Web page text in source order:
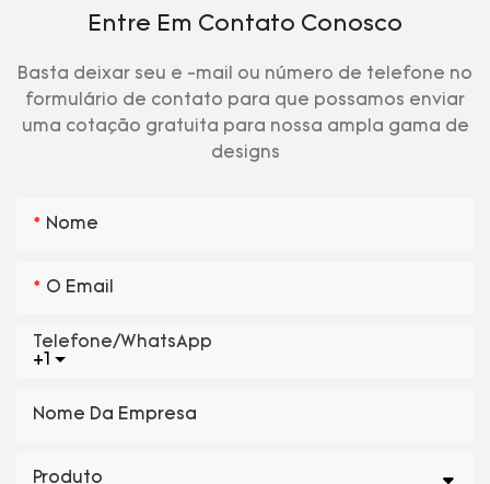
Entre Em Contato Conosco
Basta deixar seu e -mail ou número de telefone no
formulário de contato para que possamos enviar
uma cotação gratuita para nossa ampla gama de
designs
Nome
O Email
+1
Telefone/WhatsApp
Nome Da Empresa
Produto